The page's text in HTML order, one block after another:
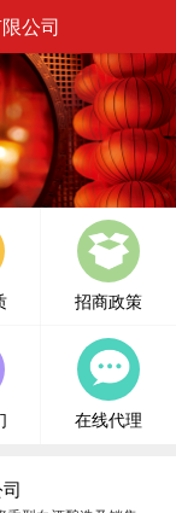
公司
招商政策
在线代理